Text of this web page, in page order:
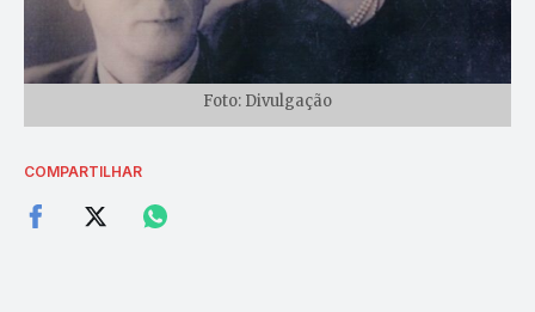
Foto: Divulgação
COMPARTILHAR